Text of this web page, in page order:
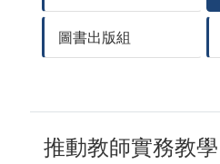
圖書出版組
推動教師實務教學